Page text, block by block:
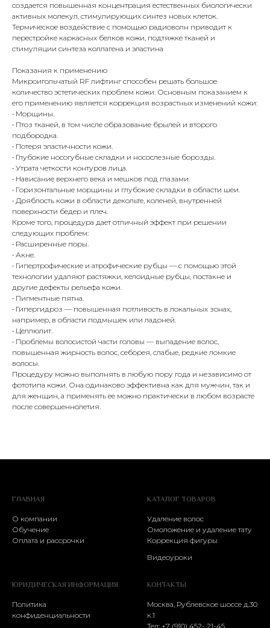
создается повышенная концентрация естественных биологически
активных молекул, стимулирующих синтез новых клеток.
Термическое воздействие с помощью радиоволн приводит к
перестройке каркасных белков кожи, подтяжке тканей и
стимуляции синтеза коллагена и эластина
Показания к применению
Микроигольчатый RF лифтинг способен решать большое
количество эстетических проблем кожи. Основным показанием к
его применению является коррекция возрастных изменений кожи:
• Морщины.
• Птоз тканей, в том числе образование брылей и второго
подбородка.
• Потеря эластичности кожи.
• Глубокие носогубные складки и носослезные борозды.
• Утрата четкости контуров лица.
• Нависание верхнего века и мешков под глазами.
• Горизонтальные морщины и глубокие складки в области шеи.
• Дряблость кожи в области декольте, коленей, внутренней
поверхности бедер и плеч.
Кроме того, процедура дает отличный эффект при решении
следующих проблем:
• Расширенные поры.
• Акне.
• Гипертрофические и атрофические рубцы — с помощью этой
технологии удаляют растяжки, келоидные рубцы, постакне и
другие дефекты рельефа кожи.
• Пигментные пятна.
• Гипергидроз — повышенная потливость в локальных зонах,
например, в области подмышек или ладоней.
• Целлюлит.
• Проблемы волосистой части головы — выпадение волос,
повышенная жирность волос, себорея, слабые, редкие ломкие
волосы.
Процедуру можно выполнять в любую пору года и независимо от
фототипа кожи. Она одинаково эффективна как для мужчин, так и
для женщин, а применять ее можно практически в любом возрасте
после совершеннолетия.
ГЛАВНАЯ
О компании
Обучение
Оплата и рассрочки
КАТАЛОГ ТОВАРОВ
Удаление волос
Омоложение и удаление тату
Коррекция фигуры
Видеоуроки
ЮРИДИЧЕСКАЯ ИНФОРМАЦИЯ
Политика
конфиденциальности
КОНТАКТЫ
Москва, Рублевское шоссе д.30
к.1
Тел: +7 (910) 452- 21-45